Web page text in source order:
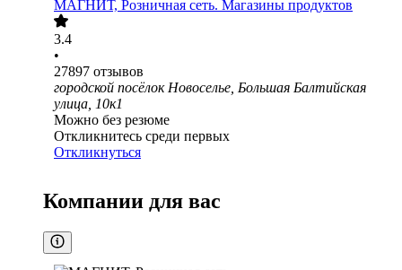
МАГНИТ, Розничная сеть. Магазины продуктов
3.4
•
27897 отзывов
городской посёлок Новоселье, Большая Балтийская
улица, 10к1
Можно без резюме
Откликнитесь среди первых
Откликнуться
Компании для вас